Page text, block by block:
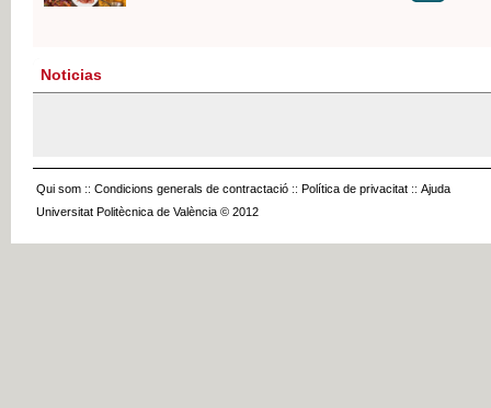
Noticias
Qui som :: Condicions generals de contractació :: Política de privacitat :: Ajuda
Universitat Politècnica de València © 2012